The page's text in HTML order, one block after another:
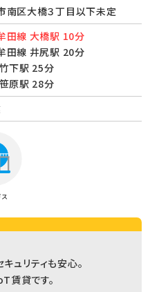
南区大橋３丁目以下未定
田線 大橋駅 10分
田線 井尻駅 20分
下駅 25分
原駅 28分
ュリティも安心。
貸です。